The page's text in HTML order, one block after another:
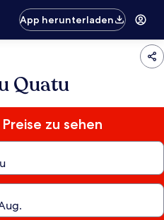
App herunterladen
Quatu
zu sehen